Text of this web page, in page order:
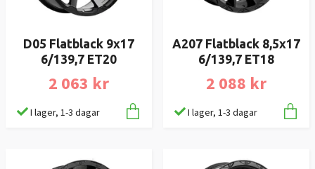
D05 Flatblack 9x17
6/139,7 ET20
2 063 kr
I lager, 1-3 dagar
A207 Flatblack 8,5x17
6/139,7 ET18
2 088 kr
I lager, 1-3 dagar